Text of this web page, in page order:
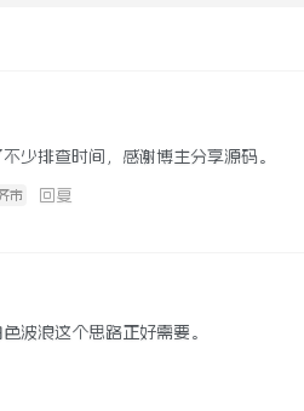
少排查时间，感谢博主分享源码。
市 回复
波浪这个思路正好需要。